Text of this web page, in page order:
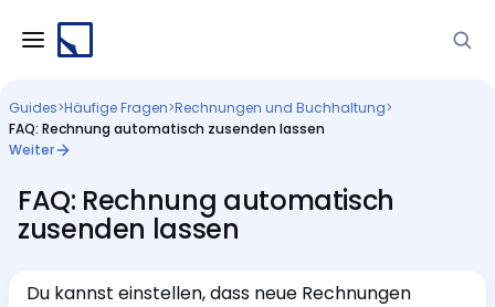
Guides>Häufige Fragen>Rechnungen und Buchhaltung>
FAQ: Rechnung automatisch zusenden lassen
Weiter
FAQ: Rechnung automatisch
zusenden lassen
Du kannst einstellen, dass neue Rechnungen